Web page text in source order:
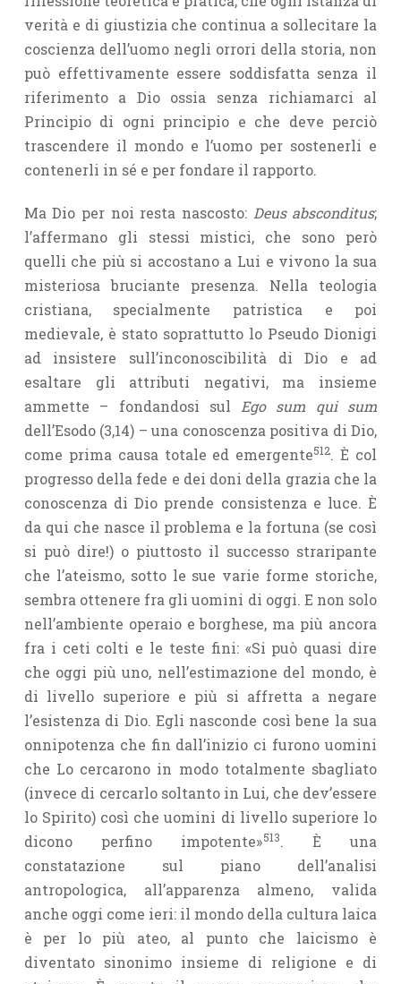
verità e di giustizia che continua a sollecitare la
coscienza dell’uomo negli orrori della storia, non
può effettivamente essere soddisfatta senza il
riferimento a Dio ossia senza richiamarci al
Principio di ogni principio e che deve perciò
trascen­dere il mondo e l’uomo per sostenerli e
contenerli in sé e per fondare il rapporto.
Ma Dio per noi resta nascosto: Deus absconditus;
l’affermano gli stessi mistici, che sono però
quelli che più si accostano a Lui e vivono la sua
misteriosa bruciante presenza. Nella teologia
cristiana, specialmente patristica e poi
medievale, è stato soprattutto lo Pseudo Dionigi
ad insistere sull’inconoscibilità di Dio e ad
esaltare gli attributi negativi, ma insieme
ammette – fondandosi sul Ego sum qui sum
dell’Esodo (3,14) – una conoscenza positiva di Dio,
come prima causa totale ed emergen­te512. È col
progresso della fede e dei doni della grazia che la
conoscenza di Dio prende consistenza e luce. È
da qui che nasce il problema e la fortuna (se così
si può dire!) o piuttosto il successo straripante
che l’ateismo, sotto le sue varie forme storiche,
sembra ottenere fra gli uomini di oggi. E non solo
nell’ambiente operaio e borghese, ma più ancora
fra i ceti colti e le teste fini: «Si può quasi dire
che oggi più uno, nell’estima­zione del mondo, è
di livello superiore e più si affretta a negare
l’esistenza di Dio. Egli nasconde così bene la sua
onnipotenza che fin dall’inizio ci furono uomini
che Lo cercarono in modo totalmente sbagliato
(invece di cercarlo soltanto in Lui, che dev’essere
lo Spirito) così che uomini di livello superiore lo
dicono perfino impotente»513. È una
constatazione sul piano dell’analisi
antropologica, all’apparenza almeno, valida
anche oggi come ieri: il mondo della cultura laica
è per lo più ateo, al punto che laicismo è
diventato sinonimo insieme di religione e di